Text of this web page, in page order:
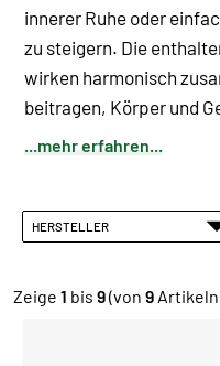
innerer Ruhe oder
zu steigern. Die
wirken harmonisch
beitragen, Körper und
...mehr erfahren...
HERSTELLER
Zeige 1 bis 9(von 9